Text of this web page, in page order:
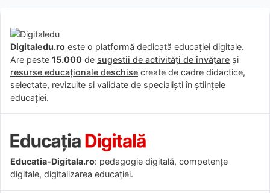
Digitaledu.ro este o platformă dedicată educației digitale.
Are peste 15.000 de sugestii de activități de învățare și
resurse educaționale deschise create de cadre didactice,
selectate, revizuite și validate de specialiști în științele
educației.
Educatia-Digitala.ro: pedagogie digitală, competențe
digitale, digitalizarea educației.